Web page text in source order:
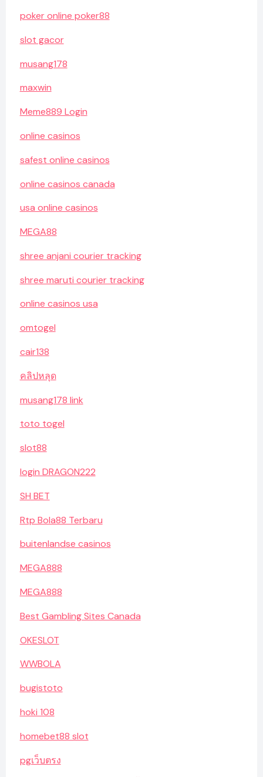
poker online poker88
slot gacor
musang178
maxwin
Meme889 Login
online casinos
safest online casinos
online casinos canada
usa online casinos
MEGA88
shree anjani courier tracking
shree maruti courier tracking
online casinos usa
omtogel
cair138
คลิปหลุด
musang178 link
toto togel
slot88
login DRAGON222
SH BET
Rtp Bola88 Terbaru
buitenlandse casinos
MEGA888
MEGA888
Best Gambling Sites Canada
OKESLOT
WWBOLA
bugistoto
hoki 108
homebet88 slot
pgเว็บตรง